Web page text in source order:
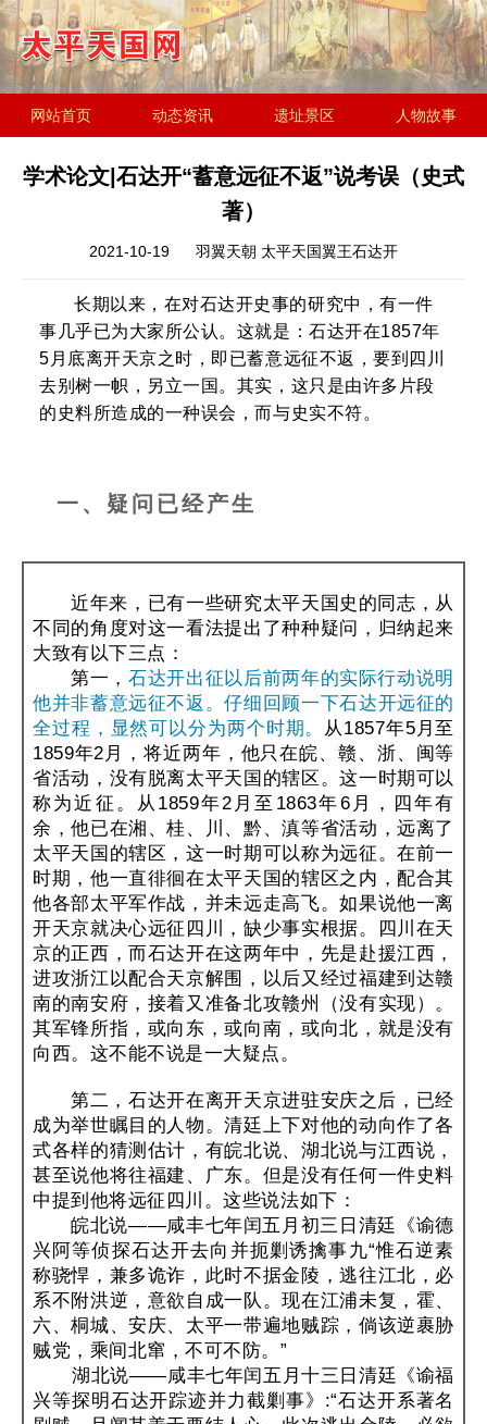
网站首页 动态资讯 遗址景区 人物故事
学术论文|石达开“蓄意远征不返”说考误（史式
著）
2021-10-19 羽翼天朝 太平天国翼王石达开
长期以来，在对石达开史事的研究中，有一件
事几乎已为大家所公认。这就是：石达开在1857年
5月底离开天京之时，即已蓄意远征不返，要到四川
去别树一帜，另立一国。其实，这只是由许多片段
的史料所造成的一种误会，而与史实不符。
一、疑问已经产生
近年来，已有一些研究太平天国史的同志，从
不同的角度对这一看法提出了种种疑问，归纳起来
大致有以下三点：
第一， 石达开出征以后前两年的实际行动说明
他并非蓄意远征不返。仔细回顾一下石达开远征的
全过程，显然可以分为两个时期。 从1857年5月至
1859年2月，将近两年，他只在皖、赣、浙、闽等
省活动，没有脱离太平天国的辖区。这一时期可以
称为近征。从1859年2月至1863年6月，四年有
余，他已在湘、桂、川、黔、滇等省活动，远离了
太平天国的辖区，这一时期可以称为远征。在前一
时期，他一直徘徊在太平天国的辖区之内，配合其
他各部太平军作战，并未远走高飞。如果说他一离
开天京就决心远征四川，缺少事实根据。四川在天
京的正西，而石达开在这两年中，先是赴援江西，
进攻浙江以配合天京解围，以后又经过福建到达赣
南的南安府，接着又准备北攻赣州（没有实现）。
其军锋所指，或向东，或向南，或向北，就是没有
向西。这不能不说是一大疑点。
第二，石达开在离开天京进驻安庆之后，已经
成为举世瞩目的人物。清廷上下对他的动向作了各
式各样的猜测估计，有皖北说、湖北说与江西说，
甚至说他将往福建、广东。但是没有任何一件史料
中提到他将远征四川。这些说法如下：
皖北说——咸丰七年闰五月初三日清廷《谕德
兴阿等侦探石达开去向并扼剿诱擒事九“惟石逆素
称骁悍，兼多诡诈，此时不据金陵，逃往江北，必
系不附洪逆，意欲自成一队。现在江浦未复，霍、
六、桐城、安庆、太平一带遍地贼踪，倘该逆裹胁
贼党，乘间北窜，不可不防。”
湖北说——咸丰七年闰五月十三日清廷《谕福
兴等探明石达开踪迹并力截剿事》:“石达开系著名